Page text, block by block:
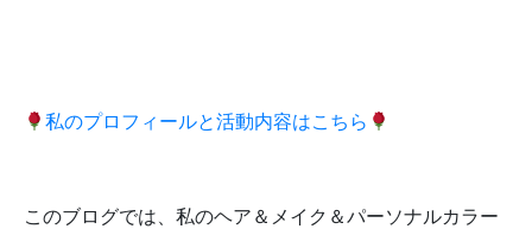
私のプロフィールと活動内容はこちら
このブログでは、私のヘア＆メイク＆パーソナルカラー